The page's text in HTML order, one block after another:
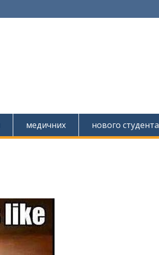
медичних нового студента